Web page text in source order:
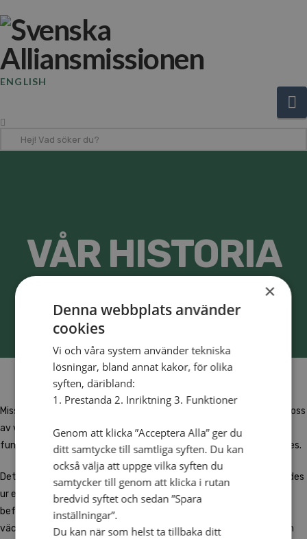
ENGLISH
Vad
VÅR HISTORIA
Mission är våra rötter, vår identitet och vår framtid. Att dela med oss
av vad vi tror på, både lokalt och globalt, är ett av våra tydligaste
fundament, och har varit så ända sedan vår organisation grundades.
Det som idag är frikyrkosamfundet Svenska Alliansmissionen föddes
ur en folkväckelse i Småland, i mitten av 1800-talet då Sverige
befann sig då i en djup social och moralisk kris. Arvet från den
väckelsen lever vidare idag, bland annat genom evangelisation och
×
Denna webbplats använder
cookies
Vi och våra system använder tekniska
lösningar, bland annat kakor, för olika
syften, däribland:
1. Prestanda 2. Inriktning 3. Funktioner
Genom att klicka ”Acceptera Alla” ger du
ditt samtycke till samtliga syften. Du kan
också välja att uppge vilka syften du
samtycker till genom att klicka i rutan
bredvid syftet och sedan ”Spara
inställningar”.
Du kan när som helst ta tillbaka ditt